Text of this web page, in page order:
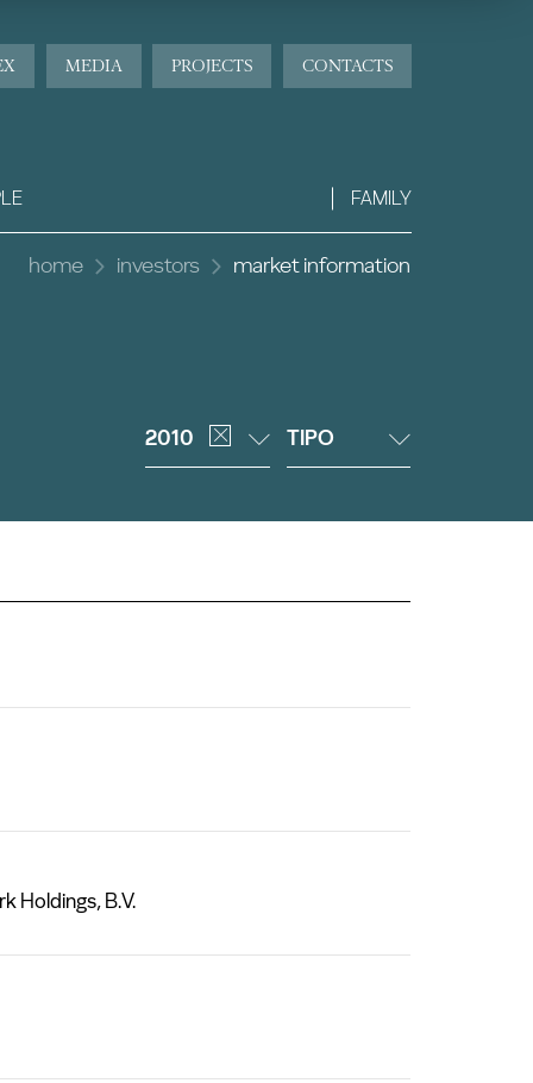
CONTACTS
PROJECTS
MEDIA
FAMILY
home investors market information
2010 TIPO
Holdings, B.V.